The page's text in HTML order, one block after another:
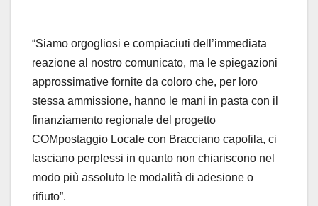
“Siamo orgogliosi e compiaciuti dell’immediata
reazione al nostro comunicato, ma le spiegazioni
approssimative fornite da coloro che, per loro
stessa ammissione, hanno le mani in pasta con il
finanziamento regionale del progetto
COMpostaggio Locale con Bracciano capofila, ci
lasciano perplessi in quanto non chiariscono nel
modo più assoluto le modalità di adesione o
rifiuto”.